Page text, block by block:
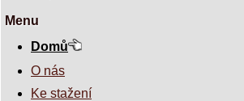
Menu
Domů
O nás
Ke stažení